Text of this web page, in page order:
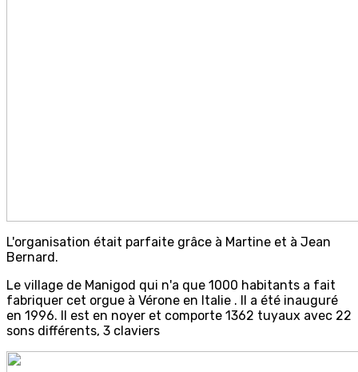
L'organisation était parfaite grâce à Martine et à Jean
Bernard.
Le village de Manigod qui n'a que 1000 habitants a fait
fabriquer cet orgue à Vérone en Italie . Il a été inauguré
en 1996. Il est en noyer et comporte 1362 tuyaux avec 22
sons différents, 3 claviers